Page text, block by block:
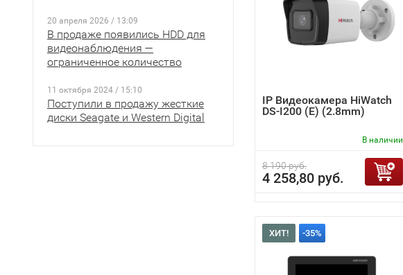
20 апреля 2026 / 13:09
В продаже появились HDD для
видеонаблюдения —
ограниченное количество
11 октября 2024 / 15:10
Поступили в продажу жесткие
диски Seagate и Western Digital
IP Видеокамера HiWatch
DS-I200 (E) (2.8mm)
В наличии
8 190 руб.
4 258,80 руб.
ХИТ! -35%